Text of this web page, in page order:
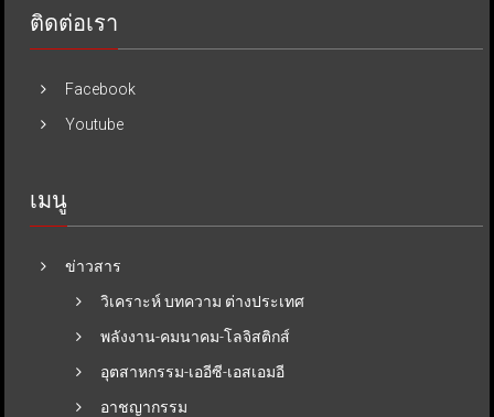
ติดต่อเรา
Facebook
Youtube
เมนู
ข่าวสาร
วิเคราะห์ บทความ ต่างประเทศ
พลังงาน-คมนาคม-โลจิสติกส์
อุตสาหกรรม-เออีซี-เอสเอมอี
อาชญากรรม